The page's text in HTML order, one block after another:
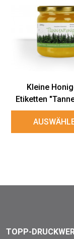
Honigglas-
"Tannenhonig"
AUSWÄHLEN
TOPP-